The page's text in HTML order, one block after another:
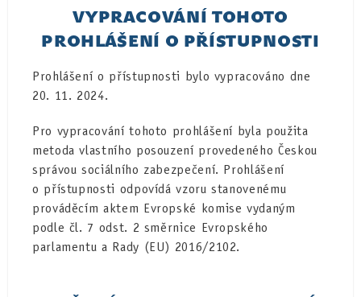
VYPRACOVÁNÍ TOHOTO
PROHLÁŠENÍ O PŘÍSTUPNOSTI
Prohlášení o přístupnosti bylo vypracováno dne
20. 11. 2024.
Pro vypracování tohoto prohlášení byla použita
metoda vlastního posouzení provedeného Českou
správou sociálního zabezpečení. Prohlášení
o přístupnosti odpovídá vzoru stanovenému
prováděcím aktem Evropské komise vydaným
podle čl. 7 odst. 2 směrnice Evropského
parlamentu a Rady (EU) 2016/2102.